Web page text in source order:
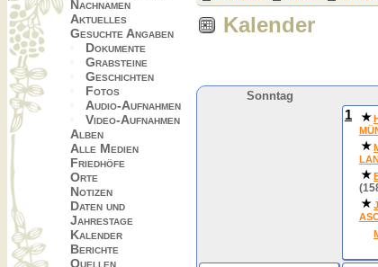
Nachnamen
Aktuelles
Gesuchte Angaben
Dokumente
Grabsteine
Geschichten
Fotos
Audio-Aufnahmen
Video-Aufnahmen
Alben
Alle Medien
Friedhöfe
Orte
Notizen
Daten und
Jahrestage
Kalender
Berichte
Quellen
Kalender
Sonntag
1